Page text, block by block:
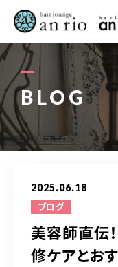
BLOG
2025.06.18
ブログ
美容師直伝
修ケアとお